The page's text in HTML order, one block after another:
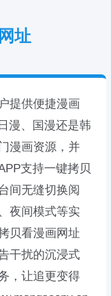
址
提供便捷漫画
漫、国漫还是韩
漫画资源，并
支持一键拷贝
间无缝切换阅
夜间模式等实
贝看漫画网址
干扰的沉浸式
，让追更变得